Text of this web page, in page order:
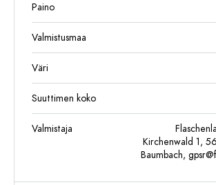
Paino
Valmistusmaa
Väri
Suuttimen koko
Valmistaja
Kirchenwald 1,
Baumbach,